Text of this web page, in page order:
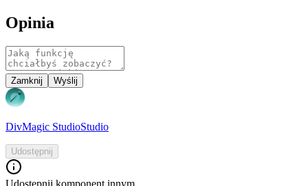
Opinia
Zamknij Wyślij
DivMagic StudioStudio
Udostępnij
Udostępnij komponent innym